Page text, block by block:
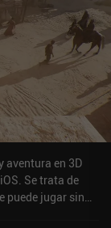
aventura en 3D
Se trata de
puede jugar sin